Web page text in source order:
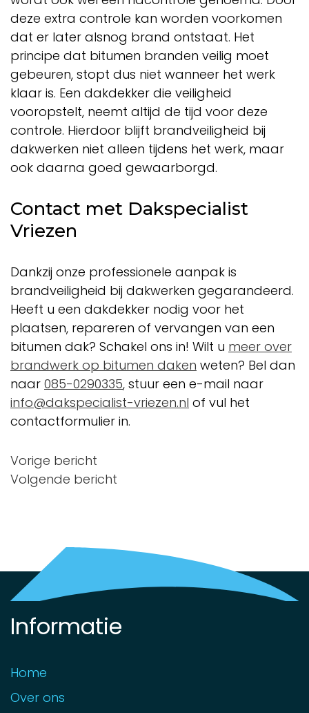
deze extra controle kan worden voorkomen
dat er later alsnog brand ontstaat. Het
principe dat bitumen branden veilig moet
gebeuren, stopt dus niet wanneer het werk
klaar is. Een dakdekker die veiligheid
vooropstelt, neemt altijd de tijd voor deze
controle. Hierdoor blijft brandveiligheid bij
dakwerken niet alleen tijdens het werk, maar
ook daarna goed gewaarborgd.
Contact met Dakspecialist
Vriezen
Dankzij onze professionele aanpak is
brandveiligheid bij dakwerken gegarandeerd.
Heeft u een dakdekker nodig voor het
plaatsen, repareren of vervangen van een
bitumen dak? Schakel ons in! Wilt u meer over
brandwerk op bitumen daken weten? Bel dan
naar 085-0290335, stuur een e-mail naar
info@dakspecialist-vriezen.nl of vul het
contactformulier in.
Bericht
navigatie
Vorige bericht
Volgende bericht
Informatie
Home
Over ons